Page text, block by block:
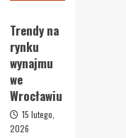
Trendy na
rynku
wynajmu
we
Wrocławiu
15 lutego,
2026